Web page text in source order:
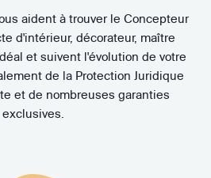
aident à trouver le Concepteur
d'intérieur, décorateur, maître
et suivent l'évolution de votre
de la Protection Juridique
et de nombreuses garanties
exclusives.